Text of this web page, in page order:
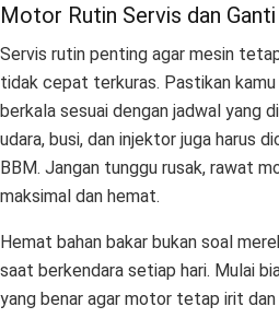
Motor Rutin Servis dan Ganti
Servis rutin penting agar mesin
tidak cepat terkuras. Pastikan
berkala sesuai dengan jadwal yang
udara, busi, dan injektor juga harus
BBM. Jangan tunggu rusak, rawat
maksimal dan hemat.
Hemat bahan bakar bukan soal
saat berkendara setiap hari. Mulai
yang benar agar motor tetap irit dan